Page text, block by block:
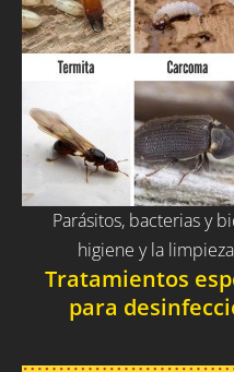
Parásitos, bacterias y
higiene y la
Tratamientos
para